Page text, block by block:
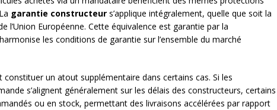
garantie constructeur s’applique intégralement, quelle que soit la
l’Union Européenne. Cette équivalence est garantie par la
les conditions de garantie sur l’ensemble du marché
constituer un atout supplémentaire dans certains cas. Si les
s’alignent généralement sur les délais des constructeurs, certains
ou en stock, permettant des livraisons accélérées par rapport